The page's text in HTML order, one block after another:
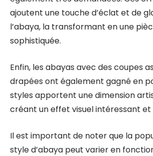
ajoutent une touche d’éclat et de
l’abaya, la transformant en une
sophistiquée.
Enfin, les abayas avec des coupes
drapées ont également gagné en
styles apportent une dimension
créant un effet visuel intéressant et
Il est important de noter que la
style d’abaya peut varier en